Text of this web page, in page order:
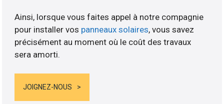
Ainsi, lorsque vous faites appel à notre compagnie
pour installer vos panneaux solaires, vous savez
précisément au moment où le coût des travaux
sera amorti.
JOIGNEZ-NOUS